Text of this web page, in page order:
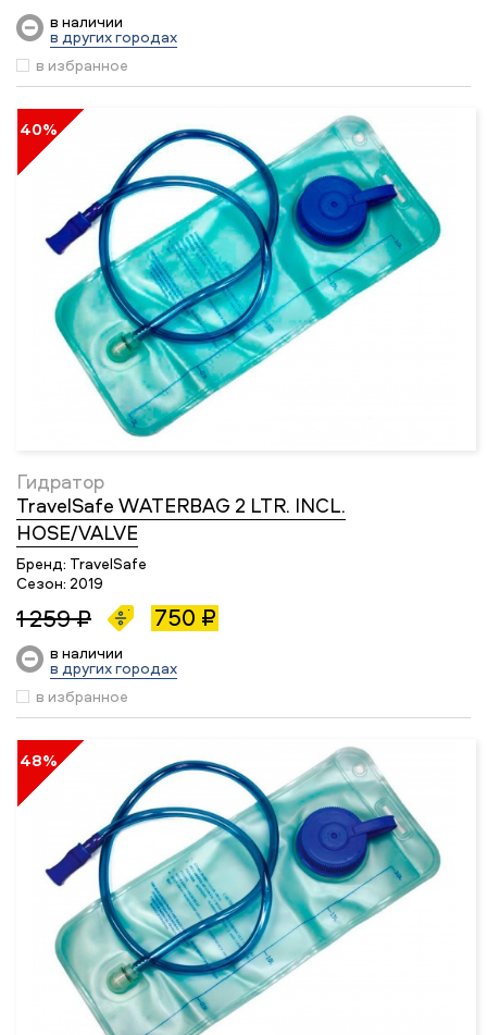
в наличии
в других городах
в избранное
40%
Гидратор
TravelSafe WATERBAG 2 LTR. INCL.
HOSE/VALVE
Бренд: TravelSafe
Сезон: 2019
1 259 ₽ 750 ₽
в наличии
в других городах
в избранное
48%